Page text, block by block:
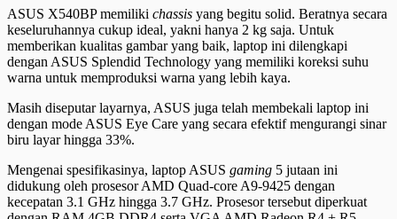
ASUS X540BP memiliki chassis yang begitu solid. Beratnya secara
keseluruhannya cukup ideal, yakni hanya 2 kg saja. Untuk
memberikan kualitas gambar yang baik, laptop ini dilengkapi
dengan ASUS Splendid Technology yang memiliki koreksi suhu
warna untuk memproduksi warna yang lebih kaya.
Masih diseputar layarnya, ASUS juga telah membekali laptop ini
dengan mode ASUS Eye Care yang secara efektif mengurangi sinar
biru layar hingga 33%.
Mengenai spesifikasinya, laptop ASUS gaming 5 jutaan ini
didukung oleh prosesor AMD Quad-core A9-9425 dengan
kecepatan 3.1 GHz hingga 3.7 GHz. Prosesor tersebut diperkuat